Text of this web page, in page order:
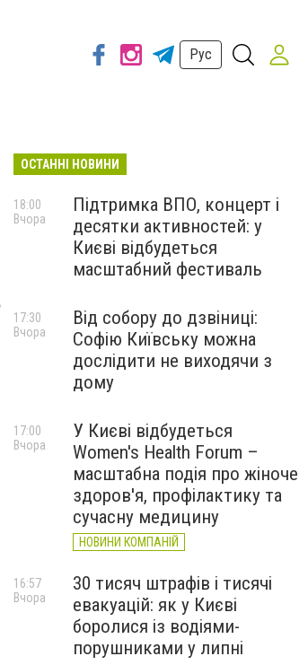
Рус
ОСТАННІ НОВИНИ
Підтримка ВПО, концерт і
десятки активностей: у
Києві відбудеться
масштабний фестиваль
18:00
Вчора
Від собору до дзвіниці:
Софію Київську можна
дослідити не виходячи з
дому
17:30
Вчора
У Києві відбудеться
Women's Health Forum –
масштабна подія про жіноче
здоров'я, профілактику та
сучасну медицину
НОВИНИ КОМПАНІЙ
17:00
Вчора
30 тисяч штрафів і тисячі
евакуацій: як у Києві
боролися із водіями-
порушниками у липні
16:57
Вчора